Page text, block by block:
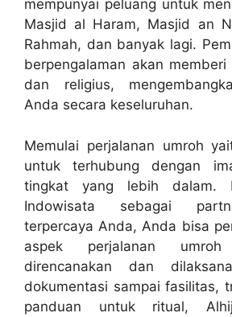
mempunyai peluang untuk
Masjid al Haram, Masjid an
Rahmah, dan banyak lagi.
berpengalaman akan
dan religius,
Anda secara keseluruhan.
Memulai perjalanan umroh
untuk terhubung dengan
tingkat yang lebih dalam.
Indowisata sebagai
terpercaya Anda, Anda bisa
aspek perjalanan
direncanakan dan
dokumentasi sampai fasilitas,
panduan untuk ritual,